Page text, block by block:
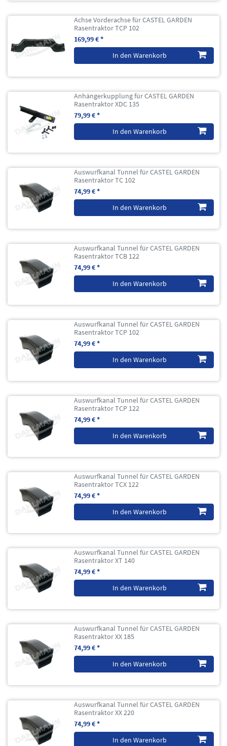
Achse Vorderachse für CASTEL GARDEN
Rasentraktor TCP 102
169,99 € *
In den Warenkorb
Anhängerkupplung für CASTEL GARDEN
Rasentraktor XDC 135
79,99 € *
In den Warenkorb
Auswurfkanal Tunnel für CASTEL GARDEN
Rasentraktor TC 102
74,99 € *
In den Warenkorb
Auswurfkanal Tunnel für CASTEL GARDEN
Rasentraktor TCB 122
74,99 € *
In den Warenkorb
Auswurfkanal Tunnel für CASTEL GARDEN
Rasentraktor TCP 102
74,99 € *
In den Warenkorb
Auswurfkanal Tunnel für CASTEL GARDEN
Rasentraktor TCP 122
74,99 € *
In den Warenkorb
Auswurfkanal Tunnel für CASTEL GARDEN
Rasentraktor TCX 122
74,99 € *
In den Warenkorb
Auswurfkanal Tunnel für CASTEL GARDEN
Rasentraktor XT 140
74,99 € *
In den Warenkorb
Auswurfkanal Tunnel für CASTEL GARDEN
Rasentraktor XX 185
74,99 € *
In den Warenkorb
Auswurfkanal Tunnel für CASTEL GARDEN
Rasentraktor XX 220
74,99 € *
In den Warenkorb